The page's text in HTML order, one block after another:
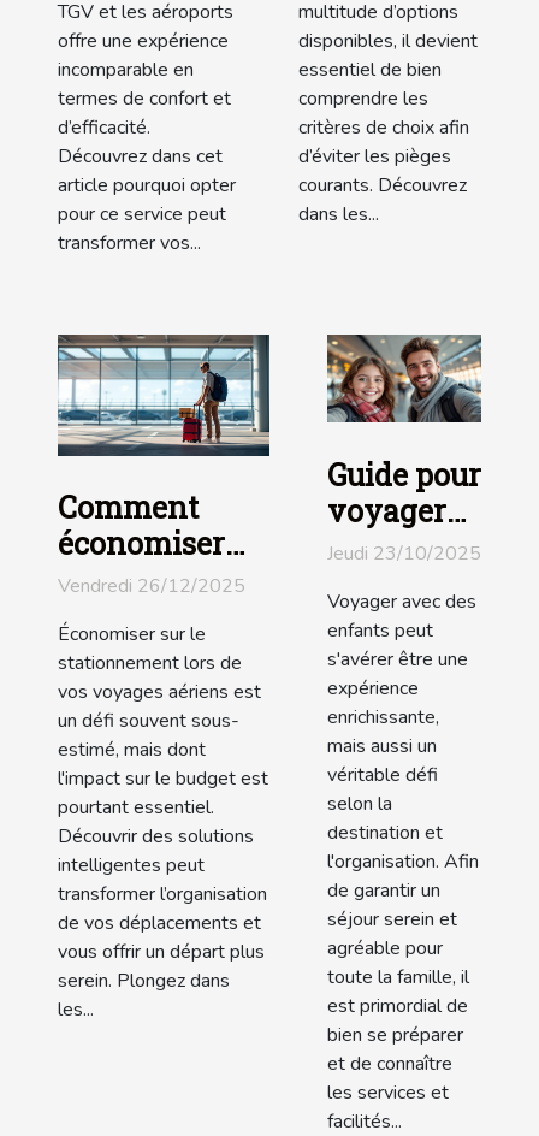
TGV et les aéroports
offre une expérience
incomparable en
termes de confort et
d’efficacité.
Découvrez dans cet
article pourquoi opter
pour ce service peut
transformer vos...
multitude d’options
disponibles, il devient
essentiel de bien
comprendre les
critères de choix afin
d’éviter les pièges
courants. Découvrez
dans les...
Comment
économiser
sur le
stationnement
lors de vos
voyages
aériens ?
Vendredi 26/12/2025
Économiser sur le
stationnement lors de
vos voyages aériens est
un défi souvent sous-
estimé, mais dont
l'impact sur le budget est
pourtant essentiel.
Découvrir des solutions
intelligentes peut
transformer l’organisation
de vos déplacements et
vous offrir un départ plus
serein. Plongez dans
les...
Guide pour
voyager
avec des
services et
facilités
Jeudi 23/10/2025
Voyager avec des
enfants peut
s'avérer être une
expérience
enrichissante,
mais aussi un
véritable défi
selon la
destination et
l'organisation. Afin
de garantir un
séjour serein et
agréable pour
toute la famille, il
est primordial de
bien se préparer
et de connaître
les services et
facilités...